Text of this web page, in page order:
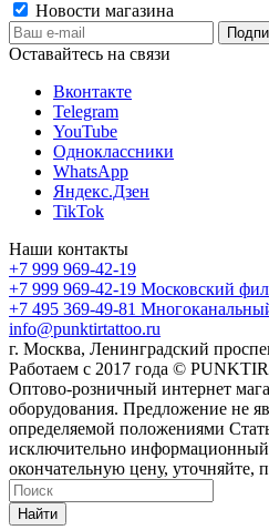
Новости магазина
Оставайтесь на связи
Вконтакте
Telegram
YouTube
Одноклассники
WhatsApp
Яндекс.Дзен
TikTok
Наши контакты
+7 999 969-42-19
+7 999 969-42-19 Московский
+7 495 369-49-81
info@punktirtattoo.ru
г. Москва, Ленинградский
Работаем с 2017 года ©
Оптово-розничный интернет
оборудования. Предложение не
определяемой положениями
исключительно
окончательную цену, уточняйте,
Найти